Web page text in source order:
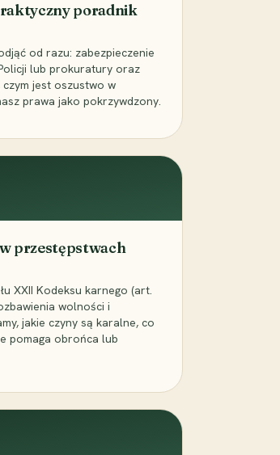
poradnik
od razu: zabezpieczenie
lub prokuratury oraz
jest oszustwo w
prawa jako pokrzywdzony.
przestępstwach
XXII Kodeksu karnego (art.
wolności i
jakie czyny są karalne, co
pomaga obrońca lub